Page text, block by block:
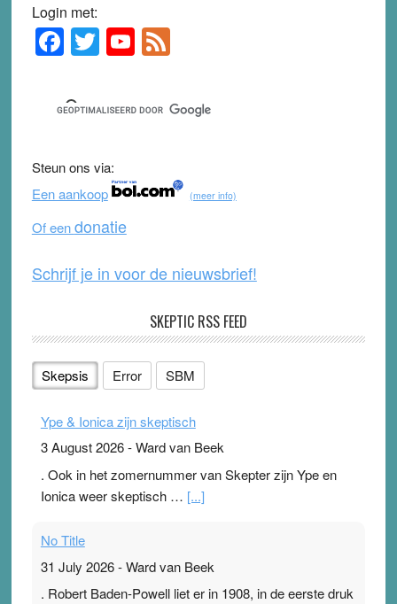
Login met:
Primary
Sidebar
F
a
c
e
b
o
o
k
T
wi
tt
er
Y
o
u
T
b
e
F
e
d
Steun ons via:
Een aankoop
(meer info)
Of eendonatie
Schrijf je in voor de nieuwsbrief!
SKEPTIC RSS FEED
Skepsis Error SBM
Ype & Ionica zijn skeptisch
3 August 2026-Ward van Beek
. Ook in het zomernummer van Skepter zijn Ype en
Ionica weer skeptisch … [...]
No Title
31 July 2026-Ward van Beek
. Robert Baden-Powell liet er in 1908, in de eerste druk